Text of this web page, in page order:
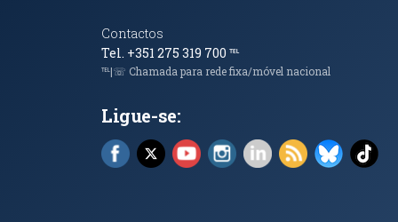
Contactos
Tel. +351 275 319 700 ℡
℡|☏ Chamada para rede fixa/móvel nacional
Ligue-se:
Facebook (abre em nova janela)
X (abre em nova janela)
YouTube (abre em nova janela)
Instagram (abre em nova
LinkedIn (abre em
RSS (abre em
Bluesky